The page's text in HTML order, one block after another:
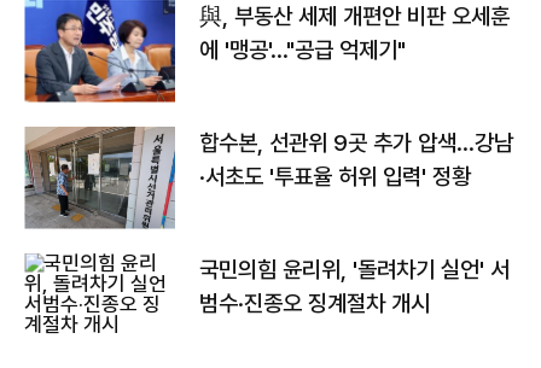
與, 부동산 세제 개편안 비판 오세훈
에 '맹공'…"공급 억제기"
합수본, 선관위 9곳 추가 압색…강남
·서초도 '투표율 허위 입력' 정황
국민의힘 윤리위, '돌려차기 실언' 서
범수·진종오 징계절차 개시